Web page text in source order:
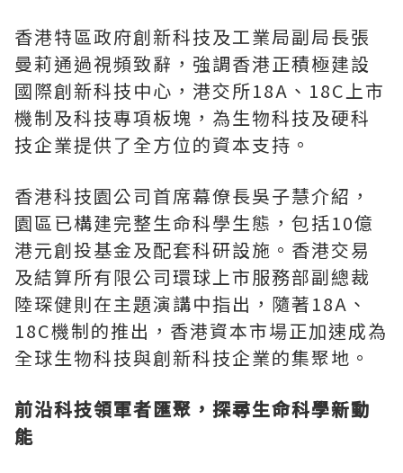
香港特區政府創新科技及工業局副局長張
曼莉通過視頻致辭，強調香港正積極建設
國際創新科技中心，港交所18A、18C上市
機制及科技專項板塊，為生物科技及硬科
技企業提供了全方位的資本支持 。
香港科技園公司首席幕僚長吳子慧介紹，
園區已構建完整生命科學生態，包括10億
港元創投基金及配套科研設施。香港交易
及結算所有限公司環球上市服務部副總裁
陸琛健則在主題演講中指出，隨著18A、
18C機制的推出，香港資本市場正加速成為
全球生物科技與創新科技企業的集聚地。
前沿科技領軍者匯聚，探尋生命科學新動
能